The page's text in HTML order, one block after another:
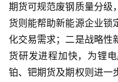
期货可规范废钢质量分级
货则能帮助新能源企业锁
化交易需求；二是战略性
货研发进程加快，为锂
铂、钯期货及期权则进一